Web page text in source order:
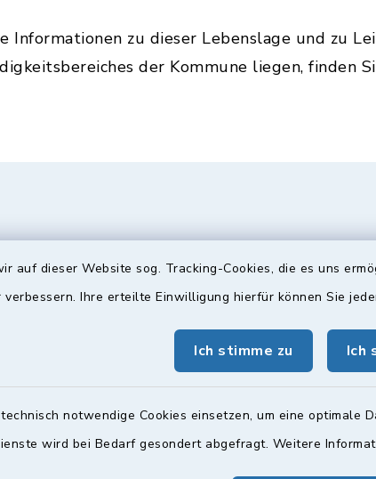
auf dieser Website sog. Tracking-Cookies, die es uns
Ihre erteilte Einwilligung hierfür können Sie
Ich stimme zu Ich
notwendige Cookies einsetzen, um eine
wird bei Bedarf gesondert abgefragt. Weitere
Informationen zu dieser Lebenslage und zu
der Kommune liegen, finden
Öffnungszeiten